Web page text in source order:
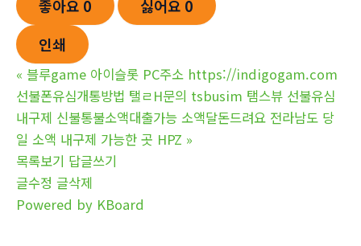
좋아요 0 싫어요 0
인쇄
« 블루game 아이슬­롯 PC주소 https://indigogam.com
선불폰유심개통방법 탤ㄹH문의 tsbusim 탬스뷰 선불유심
내구제 신불통불소액대출가능 소액달돈드려요 전라남도 당
일 소액 내구제 가능한 곳 HPZ »
목록보기 답글쓰기
글수정 글삭제
Powered by KBoard